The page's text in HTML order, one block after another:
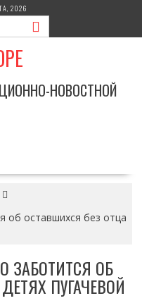
2026
НОВОСТНОЙ
об оставшихся без отца
ЗАБОТИТСЯ ОБ
ПУГАЧЕВОЙ